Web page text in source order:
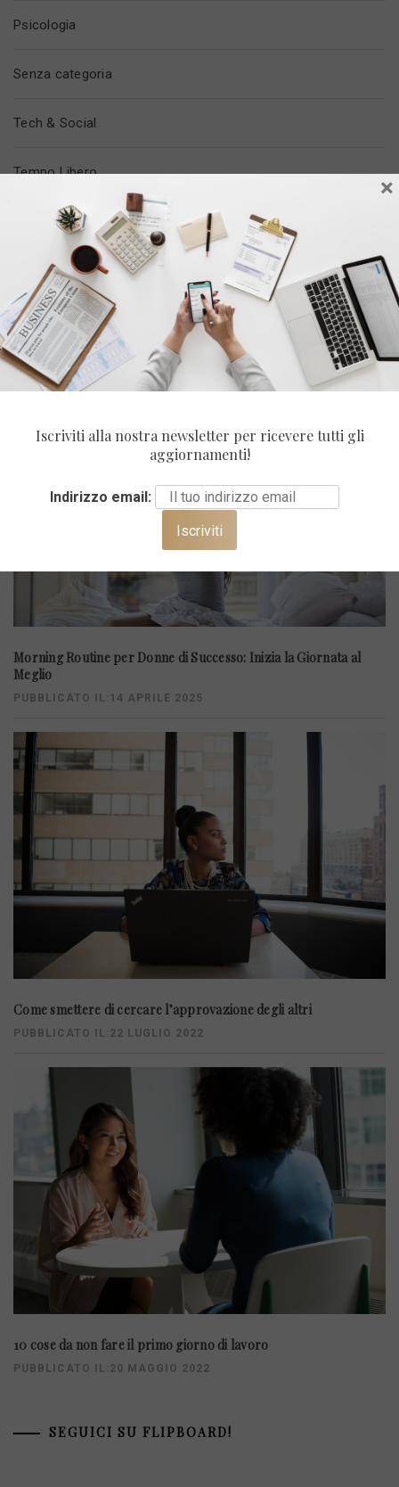
Psicologia
Senza categoria
Tech & Social
Tempo Libero
Trovare Lavoro
Vita In Ufficio
ULTIMI POST
Morning Routine per Donne di Successo: Inizia la Giornata al
Meglio
PUBBLICATO IL:14 APRILE 2025
Come smettere di cercare l’approvazione degli altri
PUBBLICATO IL:22 LUGLIO 2022
10 cose da non fare il primo giorno di lavoro
PUBBLICATO IL:20 MAGGIO 2022
SEGUICI SU FLIPBOARD!
Iscriviti alla nostra newsletter per ricevere tutti gli
aggiornamenti!
Indirizzo email:
×